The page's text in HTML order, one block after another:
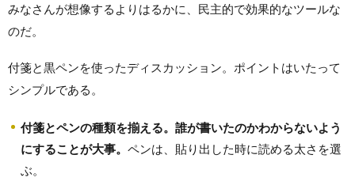
みなさんが想像するよりはるかに、民主的で効果的なツールな
のだ。
付箋と黒ペンを使ったディスカッション。ポイントはいたって
シンプルである。
付箋とペンの種類を揃える。誰が書いたのかわからないよう
にすることが大事。 ペンは、貼り出した時に読める太さを選
ぶ。